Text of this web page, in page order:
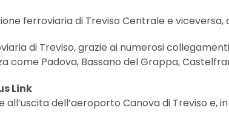
ferroviaria di Treviso Centrale e viceversa,
di Treviso, grazie ai numerosi
come Padova, Bassano del Grappa,
Link
dell’aeroporto Canova di Treviso e,